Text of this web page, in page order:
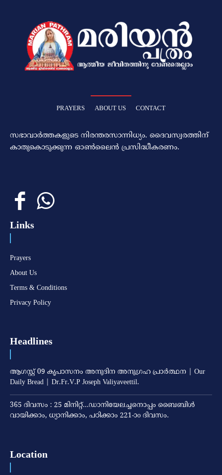
PRAYERS ABOUT US CONTACT
സഭാവാര്‍ത്തകളുടെ നിരന്തരസാന്നിധ്യം. ദൈവസ്വരത്തിന്‌
കാതുകൊടുക്കുന്ന ഓണ്‍ലൈന്‍ പ്രസിദ്ധീകരണം.
Links
Prayers
About Us
Terms & Conditions
Privacy Policy
Headlines
ആഗസ്റ്റ് 09 കൃപാസനം അനുദിന അനുഗ്രഹ പ്രാർത്ഥന | Our
Daily Bread | Dr.Fr.V.P Joseph Valiyaveettil.
365 ദിവസം : 25 മിനിറ്റ്…ഡാനിയേലച്ചനൊപ്പം ബൈബിൾ
വായിക്കാം, ധ്യാനിക്കാം, പഠിക്കാം 221-ാo ദിവസം.
Location